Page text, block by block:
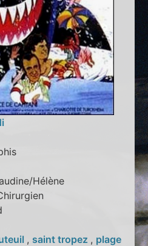
Hélène
, saint tropez , plage